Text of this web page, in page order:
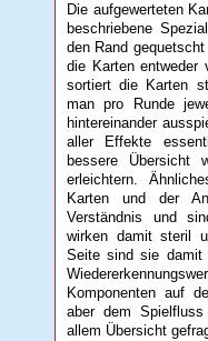
Die aufgewerteten
beschriebene
den Rand
die Karten entweder
sortiert die Karten
man pro Runde
hintereinander
aller Effekte
bessere Übersicht
erleichtern.
Karten und der
Verständnis und
wirken damit steril
Seite sind sie damit
Komponenten auf
aber dem
allem Übersicht